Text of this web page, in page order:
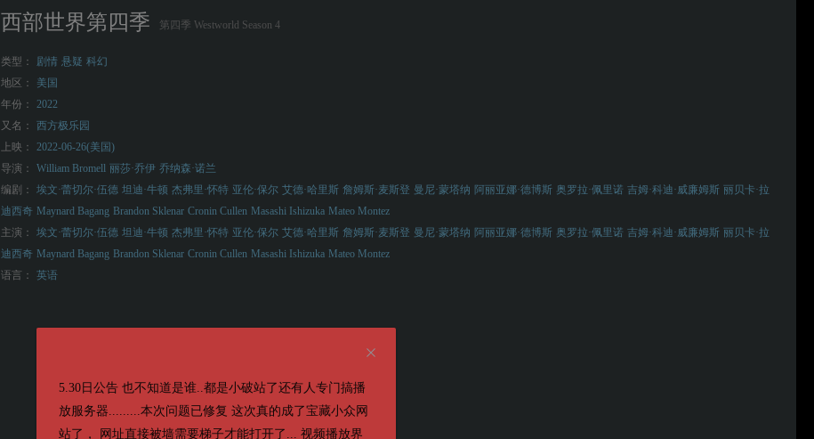
5.30日公告 也不知道是谁..都是小破站了还有人专门搞播
放服务器.........本次问题已修复 这次真的成了宝藏小众网
站了， 网址直接被墙需要梯子才能打开了... 视频播放界
西部世界第四季 第四季 Westworld Season 4
类型： 剧情 悬疑 科幻
地区：
美国
年份：
2022
又名：
西方极乐园
上映：
2022-06-26(美国)
导演：
William Bromell 丽莎·乔伊 乔纳森·诺兰
编剧：
埃文·蕾切尔·伍德 坦迪·牛顿 杰弗里·怀特 亚伦·保尔 艾德·哈里斯 詹姆斯·麦斯登 曼尼·蒙塔纳 阿丽亚娜·德博斯 奥罗拉·佩里诺 吉姆·科迪·威廉姆斯 丽贝卡·拉
迪西奇 Maynard Bagang Brandon Sklenar Cronin Cullen Masashi Ishizuka Mateo Montez
主演：
埃文·蕾切尔·伍德 坦迪·牛顿 杰弗里·怀特 亚伦·保尔 艾德·哈里斯 詹姆斯·麦斯登 曼尼·蒙塔纳 阿丽亚娜·德博斯 奥罗拉·佩里诺 吉姆·科迪·威廉姆斯 丽贝卡·拉
迪西奇 Maynard Bagang Brandon Sklenar Cronin Cullen Masashi Ishizuka Mateo Montez
语言：
英语